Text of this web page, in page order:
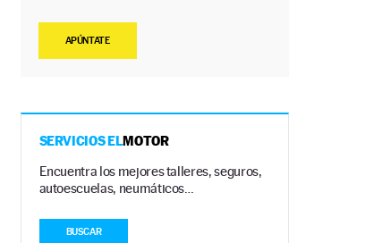
APÚNTATE
SERVICIOS ELMOTOR
Encuentra los mejores talleres, seguros,
autoescuelas, neumáticos…
BUSCAR